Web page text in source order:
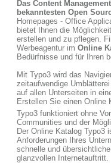
Das Content
bekanntesten Open
Homepages - Office
bietet Ihnen die
erstellen und zu pflegen.
Werbeagentur im Online
Bedürfnisse und für Ihren
Mit Typo3 wird das
zeitaufwendige
auf allen Unterseiten in
Erstellen Sie einen Online
Typo3 funktioniert ohne
Communities und der
Der Online Katalog Typo3
Anforderungen Ihres
schnelle und
glanzvollen Internetauftritt.